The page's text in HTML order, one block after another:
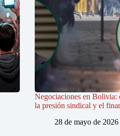
Negociaciones en Bolivia:
la presión sindical y el
28 de mayo de 2026